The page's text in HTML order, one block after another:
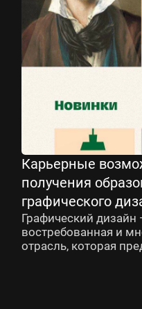
Карьерные
получения
графического
Графический дизайн
востребованная и
отрасль, которая